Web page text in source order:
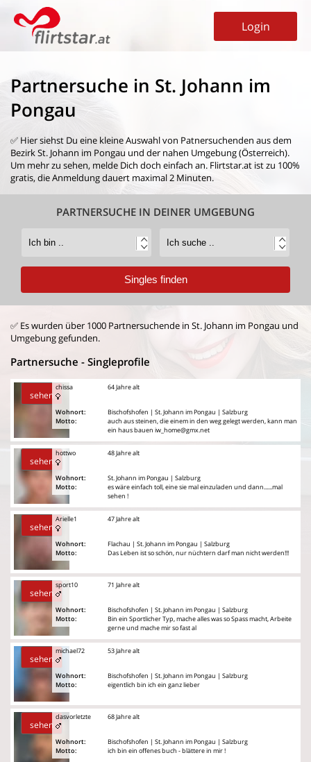
Login
Partnersuche in St. Johann im
Pongau
✅ Hier siehst Du eine kleine Auswahl von Patnersuchenden aus dem
Bezirk St. Johann im Pongau und der nahen Umgebung (Österreich).
Um mehr zu sehen, melde Dich doch einfach an. Flirtstar.at ist zu 100%
gratis, die Anmeldung dauert maximal 2 Minuten.
PARTNERSUCHE IN DEINER UMGEBUNG
✅ Es wurden über 1000 Partnersuchende in St. Johann im Pongau und
Umgebung gefunden.
Partnersuche - Singleprofile
sehen
chissa
Wohnort:
Motto:
64 Jahre alt
Bischofshofen | St. Johann im Pongau | Salzburg
auch aus steinen, die einem in den weg gelegt werden, kann man
ein haus bauen iw_home@gmx.net
sehen
hottwo
Wohnort:
Motto:
48 Jahre alt
St. Johann im Pongau | Salzburg
es wäre einfach toll, eine sie mal einzuladen und dann......mal
sehen !
sehen
Arielle1
Wohnort:
Motto:
47 Jahre alt
Flachau | St. Johann im Pongau | Salzburg
Das Leben ist so schön, nur nüchtern darf man nicht werden!!!
sehen
sport10
Wohnort:
Motto:
71 Jahre alt
Bischofshofen | St. Johann im Pongau | Salzburg
Bin ein Sportlicher Typ, mache alles was so Spass macht, Arbeite
gerne und mache mir so fast al
sehen
michael72
Wohnort:
Motto:
53 Jahre alt
Bischofshofen | St. Johann im Pongau | Salzburg
eigentlich bin ich ein ganz lieber
sehen
dasvorletzte
Wohnort:
Motto:
68 Jahre alt
Bischofshofen | St. Johann im Pongau | Salzburg
ich bin ein offenes buch - blättere in mir !